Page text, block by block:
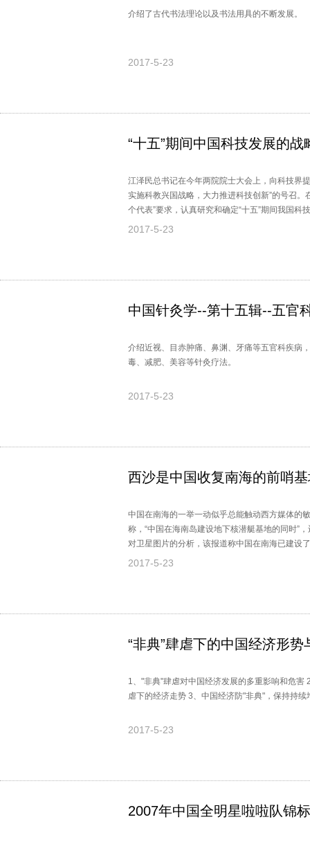
介绍了古代书法理论以及书法用具的不断发展。
2017-5-23
“十五”期间中国科技发展的
江泽民总书记在今年两院院士大会上，向科技界
实施科教兴国战略，大力推进科技创新”的号召。
个代表”要求，认真研究和确定“十五”期间我国科
介绍。
2017-5-23
中国针灸学--第十五辑--五官
介绍近视、目赤肿痛、鼻渊、牙痛等五官科疾病
毒、减肥、美容等针灸疗法。
2017-5-23
西沙是中国收复南海的前哨
中国在南海的一举一动似乎总能触动西方媒体的
称，“中国在海南岛建设地下核潜艇基地的同时”
对卫星图片的分析，该报道称中国在南海已建设
和防务评论》认为，中国强化永兴岛军事设施的
2017-5-23
“非典”肆虐下的中国经济形
1、"非典"肆虐对中国经济发展的多重影响和危害
虐下的经济走势 3、中国经济防"非典"，保持持续
2017-5-23
2007年中国全明星啦啦队锦